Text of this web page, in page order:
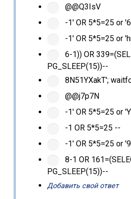
@@Q3IsV
-1' OR 5*5=25 or
-1' OR 5*5=25 or
6-1)) OR
PG_SLEEP(15))--
8N51YXakT';
@@j7p7N
-1' OR 5*5=25 or
-1 OR 5*5=25 --
-1' OR 5*5=25 or
8-1 OR
PG_SLEEP(15))--
Добавить свой ответ